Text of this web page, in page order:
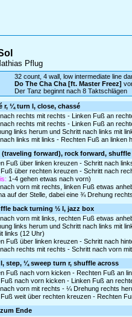
Pflug
32 count, 4 wall, low intermediate line
Do The Cha Cha [ft. Master Freez]
Der Tanz beginnt nach 8 Taktschlägen
r, ¼ turn l, close, chassé
rechts mit rechts - Linken Fuß an
rechts mit rechts - Linken Fuß an
links herum und Schritt nach links mit
links mit links - Rechten Fuß an linken
(traveling forward), rock forward,
Fuß über linken kreuzen - Schritt nach
über rechten kreuzen - Schritt nach
1-4 gehen etwas nach vorn)
vorn mit rechts, linken Fuß etwas
auf der Stelle, dabei eine ¾ Drehung
back turning ½ l, jazz box
vorn mit links, rechten Fuß etwas
links herum und Schritt nach links mit
links (12 Uhr)
Fuß über linken kreuzen - Schritt nach
rechts mit rechts - Schritt nach vorn
step, ¼ sweep turn r, shuffle across
Fuß nach vorn kicken - Rechten Fuß an
nach vorn kicken - Linken Fuß an
vorn mit rechts - ¼ Drehung rechts
weit über rechten kreuzen - Rechten
Ende